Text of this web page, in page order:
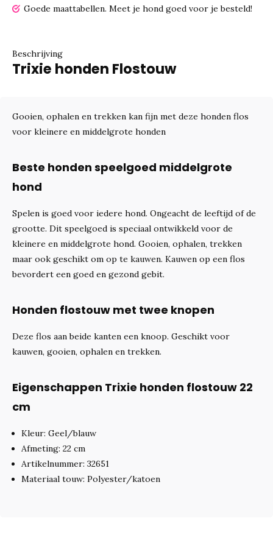
Goede maattabellen. Meet je hond goed voor je besteld!
Beschrijving
Trixie honden Flostouw
Gooien, ophalen en trekken kan fijn met deze honden flos
voor kleinere en middelgrote honden
Beste honden speelgoed middelgrote
hond
Spelen is goed voor iedere hond. Ongeacht de leeftijd of de
grootte. Dit speelgoed is speciaal ontwikkeld voor de
kleinere en middelgrote hond. Gooien, ophalen, trekken
maar ook geschikt om op te kauwen. Kauwen op een flos
bevordert een goed en gezond gebit.
Honden flostouw met twee knopen
Deze flos aan beide kanten een knoop. Geschikt voor
kauwen, gooien, ophalen en trekken.
Eigenschappen Trixie honden flostouw 22
cm
Kleur: Geel/blauw
Afmeting: 22 cm
Artikelnummer: 32651
Materiaal touw: Polyester/katoen